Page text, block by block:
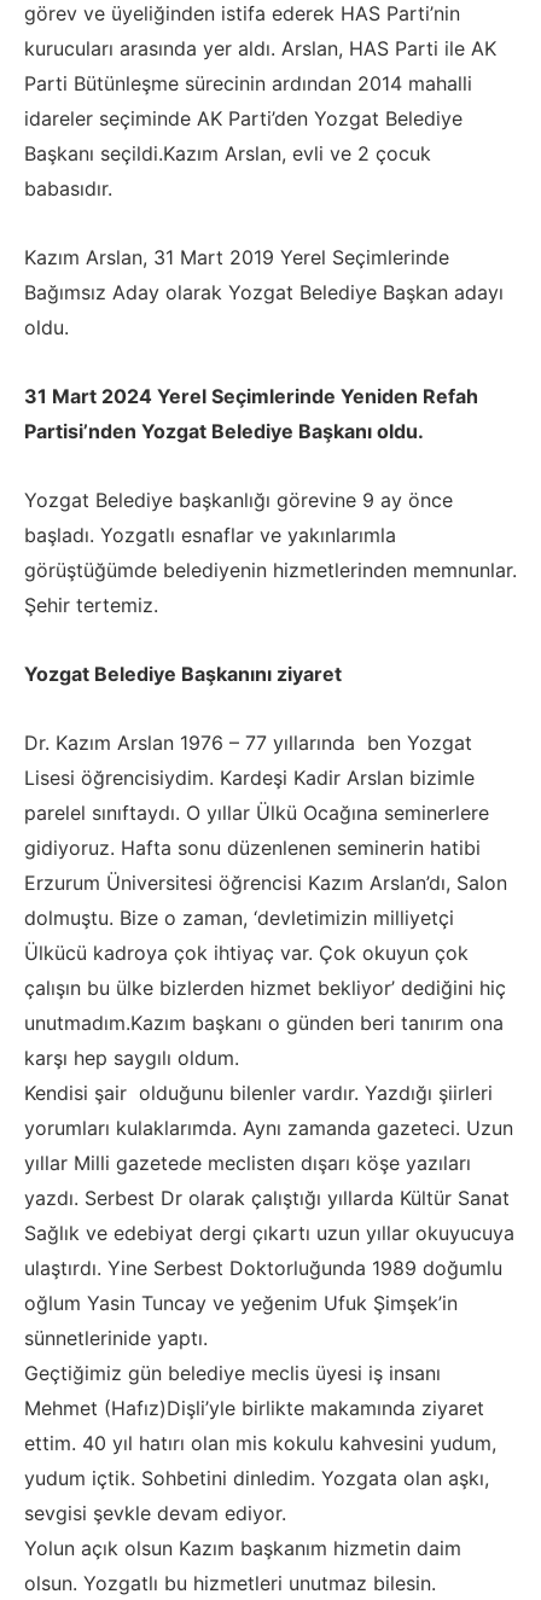
görev ve üyeliğinden istifa ederek HAS Parti’nin
kurucuları arasında yer aldı. Arslan, HAS Parti ile AK
Parti Bütünleşme sürecinin ardından 2014 mahalli
idareler seçiminde AK Parti’den Yozgat Belediye
Başkanı seçildi.Kazım Arslan, evli ve 2 çocuk
babasıdır.
Kazım Arslan, 31 Mart 2019 Yerel Seçimlerinde
Bağımsız Aday olarak Yozgat Belediye Başkan adayı
oldu.
31 Mart 2024 Yerel Seçimlerinde Yeniden Refah
Partisi’nden Yozgat Belediye Başkanı oldu.
Yozgat Belediye başkanlığı görevine 9 ay önce
başladı. Yozgatlı esnaflar ve yakınlarımla
görüştüğümde belediyenin hizmetlerinden memnunlar.
Şehir tertemiz.
Yozgat Belediye Başkanını ziyaret
Dr. Kazım Arslan 1976 – 77 yıllarında ben Yozgat
Lisesi öğrencisiydim. Kardeşi Kadir Arslan bizimle
parelel sınıftaydı. O yıllar Ülkü Ocağına seminerlere
gidiyoruz. Hafta sonu düzenlenen seminerin hatibi
Erzurum Üniversitesi öğrencisi Kazım Arslan’dı, Salon
dolmuştu. Bize o zaman, ‘devletimizin milliyetçi
Ülkücü kadroya çok ihtiyaç var. Çok okuyun çok
çalışın bu ülke bizlerden hizmet bekliyor’ dediğini hiç
unutmadım.Kazım başkanı o günden beri tanırım ona
karşı hep saygılı oldum.
Kendisi şair olduğunu bilenler vardır. Yazdığı şiirleri
yorumları kulaklarımda. Aynı zamanda gazeteci. Uzun
yıllar Milli gazetede meclisten dışarı köşe yazıları
yazdı. Serbest Dr olarak çalıştığı yıllarda Kültür Sanat
Sağlık ve edebiyat dergi çıkartı uzun yıllar okuyucuya
ulaştırdı. Yine Serbest Doktorluğunda 1989 doğumlu
oğlum Yasin Tuncay ve yeğenim Ufuk Şimşek’in
sünnetlerinide yaptı.
Geçtiğimiz gün belediye meclis üyesi iş insanı
Mehmet (Hafız)Dişli’yle birlikte makamında ziyaret
ettim. 40 yıl hatırı olan mis kokulu kahvesini yudum,
yudum içtik. Sohbetini dinledim. Yozgata olan aşkı,
sevgisi şevkle devam ediyor.
Yolun açık olsun Kazım başkanım hizmetin daim
olsun. Yozgatlı bu hizmetleri unutmaz bilesin.